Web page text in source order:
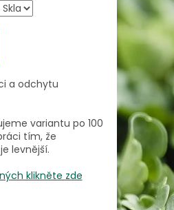
a odchytu
variantu po 100
tím, že
levnější.
klikněte zde